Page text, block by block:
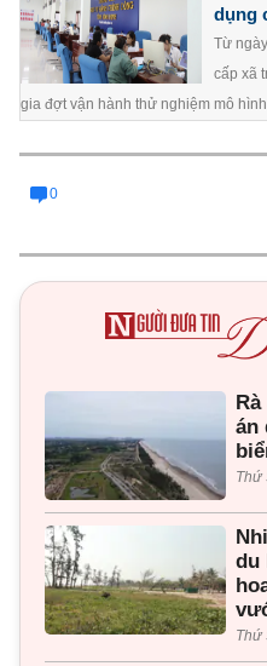
dụng
Từ
cấp xã
gia đợt vận hành thử nghiệm mô
0
án
Thứ
du
Thứ